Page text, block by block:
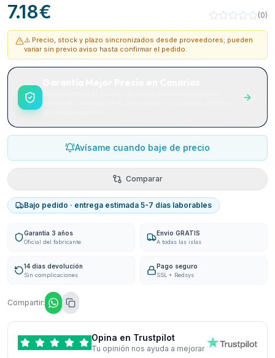
7.18€ (0)
⚠️ Precio, stock y plazo sincronizados desde proveedores; pueden
variar sin previo aviso hasta confirmar el pedido.
Avísame cuando baje de precio
Comparar
Bajo pedido · entrega estimada 5-7 días laborables
Garantía 3 años
Oficial del fabricante
Envío GRATIS
A todas las islas
14 días devolución
Sin complicaciones
Pago seguro
SSL + Redsys
Compartir:
Opina en Trustpilot
Tu opinión nos ayuda a mejorar